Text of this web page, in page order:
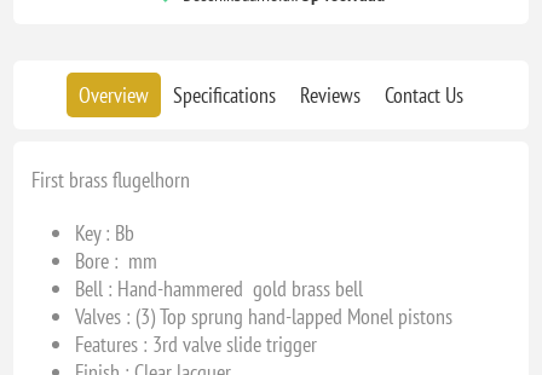
Overview Specifications Reviews Contact Us
First brass flugelhorn
Key : Bb
Bore : mm
Bell : Hand-hammered gold brass bell
Valves : (3) Top sprung hand-lapped Monel pistons
Features : 3rd valve slide trigger